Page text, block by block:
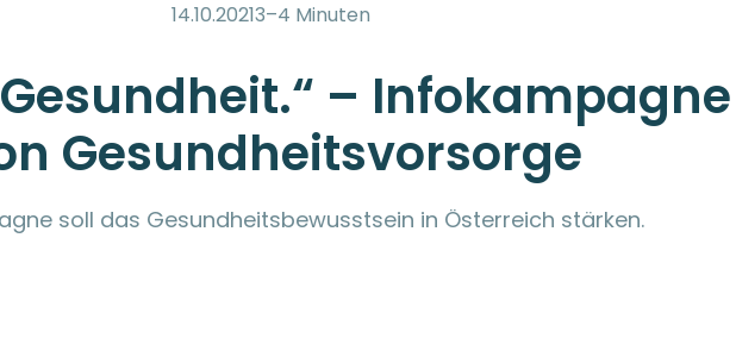
14.10.20213–4 Minuten
–
Gesundheitsvorsorge
soll das Gesundheitsbewusstsein in Österreich stärken.